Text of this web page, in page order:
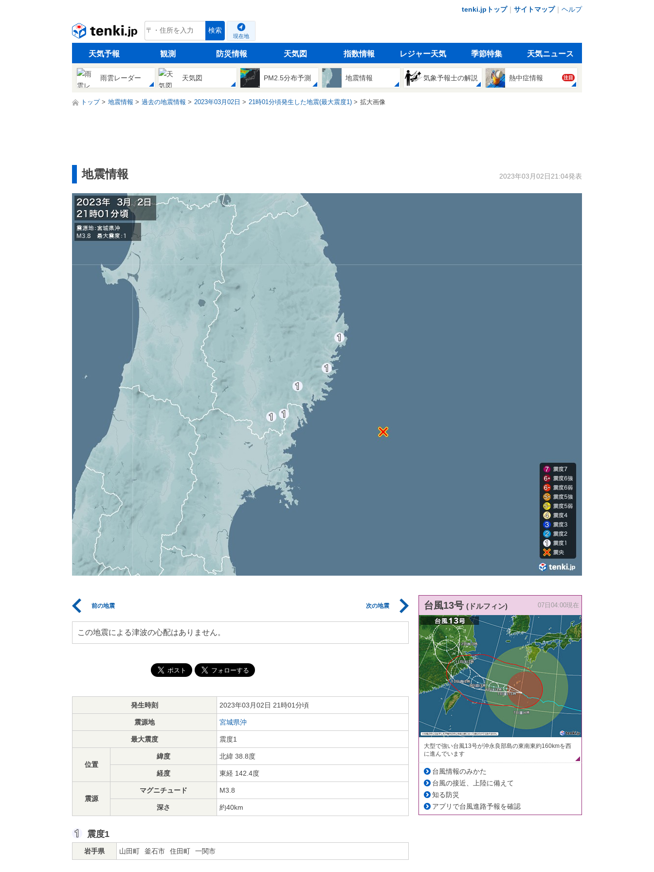
tenki.jpトップ｜ サイトマップ｜ ヘルプ
tenki.jp 検索
現在地
天気予報 観測 防災情報 天気図 指数情報 レジャー天気 季節特集 天気ニュース
雨雲レーダー 天気図 PM2.5分布予測 地震情報 気象予報士の解説 熱中症情報 注目
トップ 地震情報 過去の地震情報 2023年03月02日 21時01分頃発生した地震(最大震度1) 拡大画像
地震情報 2023年03月02日21:04発表
前の地震 次の地震
この地震による津波の心配はありません。
発生時刻 2023年03月02日 21時01分頃
震源地 宮城県沖
最大震度 震度1
位置
緯度 北緯 38.8度
経度 東経 142.4度
震源
マグニチュード M3.8
深さ 約40km
震度1
岩手県 山田町 釜石市 住田町 一関市
台風13号 (ドルフィン) 07日04:00現在
大型で強い台風13号が沖永良部島の東南東約160kmを西
に進んでいます
台風情報のみかた
台風の接近、上陸に備えて
知る防災
アプリで台風進路予報を確認